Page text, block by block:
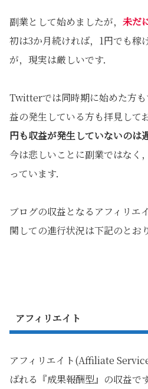
副業として始めましたが， 未だ
初は3か月続ければ，1円でも稼
が，現実は厳しいです．
Twitterでは同時期に始めた方
益の発生している方も拝見して
円も収益が発生していないのは
今は悲しいことに副業ではなく
っています．
ブログの収益となるアフィリエ
関しての進行状況は下記のとおり
アフィリエイト
アフィリエイト(Affiliate
ばれる『成果報酬型』の収益で